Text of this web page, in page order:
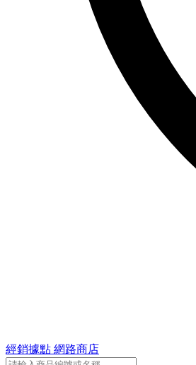
經銷據點 網路商店